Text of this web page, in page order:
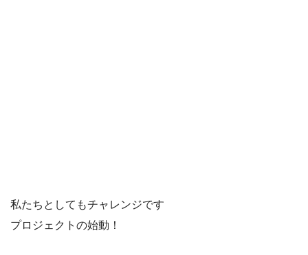
私たちとしてもチャレンジです
プロジェクトの始動！